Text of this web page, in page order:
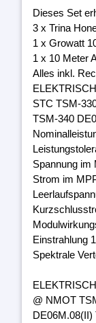
Dieses Set
3 x Trina
1 x Growatt
1 x 10 Meter
Alles inkl.
STC TSM-
TSM-340
Spannung im
Strom im
Einstrahlung
Spektrale
@ NMOT
DE06M.08(II)